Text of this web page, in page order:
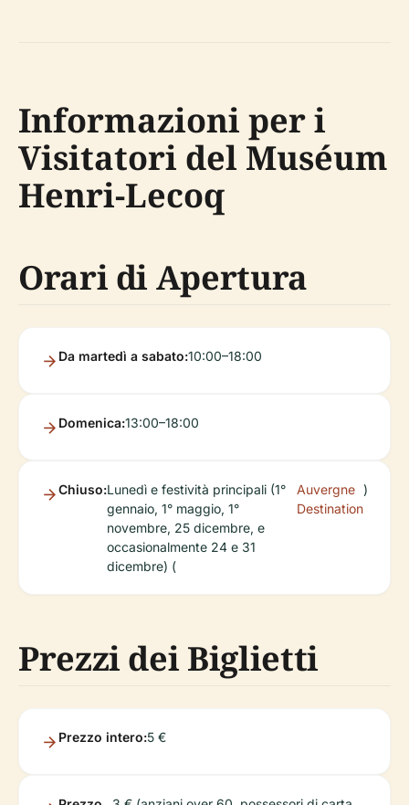
Informazioni per i
Visitatori del Muséum
Henri-Lecoq
Orari di Apertura
Da martedì a sabato:10:00–18:00
Domenica:13:00–18:00
Chiuso:Lunedì e festività principali (1°
gennaio, 1° maggio, 1°
novembre, 25 dicembre, e
occasionalmente 24 e 31
dicembre) (
Auvergne
Destination
)
Prezzi dei Biglietti
Prezzo intero:5 €